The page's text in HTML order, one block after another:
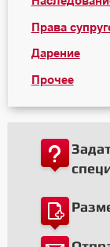
Права
Дарение
Прочее